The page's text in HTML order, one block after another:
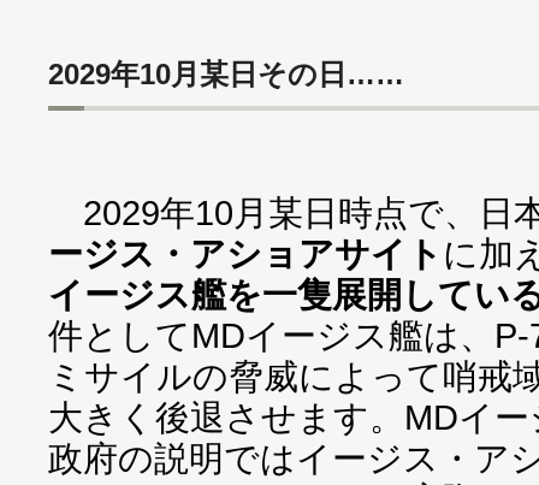
2029年10月某日その日……
2029年10月某日時点で、日
ージス・アショアサイト に加
イージス艦を一隻展開してい
件としてMDイージス艦は、
ミサイルの脅威によって哨戒
大きく後退させます。MDイ
政府の説明ではイージス・ア